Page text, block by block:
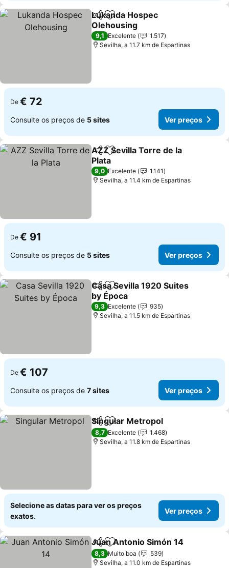
PartilharAdicionar aos favoritos
Lukanda Hospec
Olehousing
Ver preços
9,1 Excelente
1.517
Sevilha, a 11.7 km de Espartinas
De € 72
Consulte os preços de 5 sites Ver preços
PartilharAdicionar aos favoritos
AZZ Sevilla Torre de la
Plata
Ver preços
9,0 Excelente
1.141
Sevilha, a 11.4 km de Espartinas
De € 91
Consulte os preços de 5 sites Ver preços
PartilharAdicionar aos favoritos
Casa Sevilla 1920 Suites
by Época
Ver preços
9,3 Excelente
935
Sevilha, a 11.5 km de Espartinas
De € 107
Consulte os preços de 7 sites Ver preços
PartilharAdicionar aos favoritos
Singular Metropol
8,7 Excelente
1.468
Sevilha, a 11.8 km de Espartinas
Selecione as datas para ver os preços
exatos.
Ver preços
PartilharAdicionar aos favoritos
Juan Antonio Simón 14
8,3 Muito boa
539
Sevilha, a 11.0 km de Espartinas